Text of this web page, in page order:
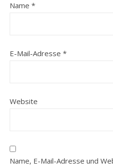
Name *
E-Mail-Adresse *
Website
Name, E-Mail-Adresse und